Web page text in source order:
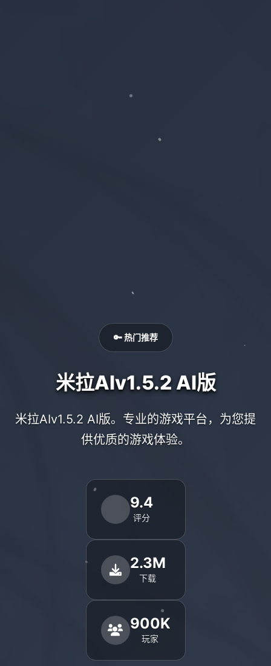
🔑 热门推荐
米拉AIv1.5.2 AI版
米拉AIv1.5.2 AI版。专业的游戏平台，为您提
供优质的游戏体验。
9.4
评分
2.3M
下载
900K
玩家